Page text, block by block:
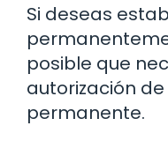
Si deseas
posible que
autorización
permanente.